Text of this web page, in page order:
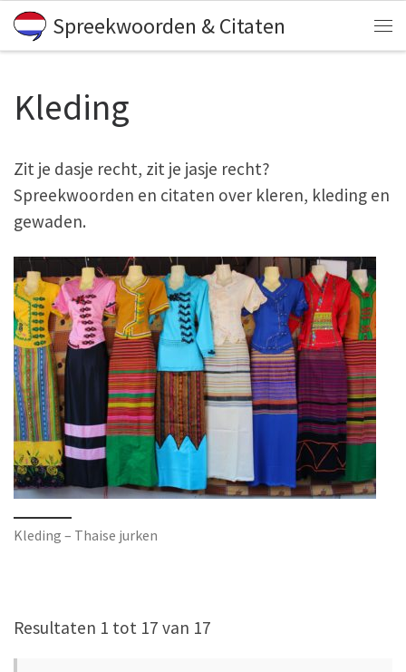
Skip to content
Spreekwoorden & Citaten
Kleding
Zit je dasje recht, zit je jasje recht?
Spreekwoorden en citaten over kleren, kleding en
gewaden.
Kleding – Thaise jurken
Resultaten 1 tot 17 van 17